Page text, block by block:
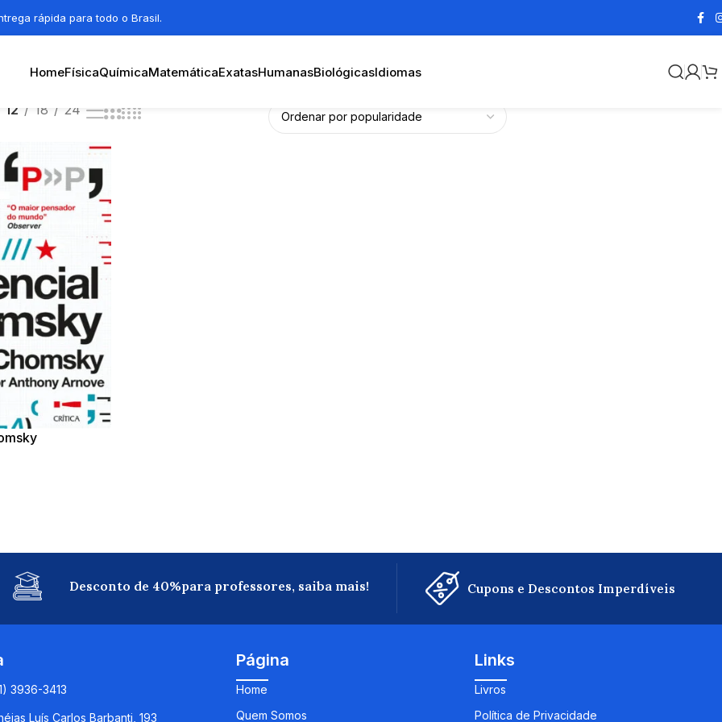
rápida para todo o Brasil.
HomeFísicaQuímicaMatemáticaExatasHumanasBiológicasIdiomas
12 18 24
Desconto de 40%para professores, saiba mais! Cupons e Descontos Imperdíveis
3936-3413
Luís Carlos Barbanti, 193
Página
Home
Quem Somos
Links
Livros
Política de Privacidade